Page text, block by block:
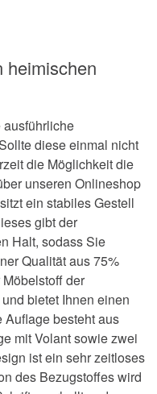
heimischen
ausführliche
diese einmal nicht
die Möglichkeit die
unseren Onlineshop
ein stabiles Gestell
gibt der
Halt, sodass Sie
Qualität aus 75%
der
bietet Ihnen einen
Auflage besteht aus
mit Volant sowie zwei
ist ein sehr zeitloses
des Bezugstoffes wird